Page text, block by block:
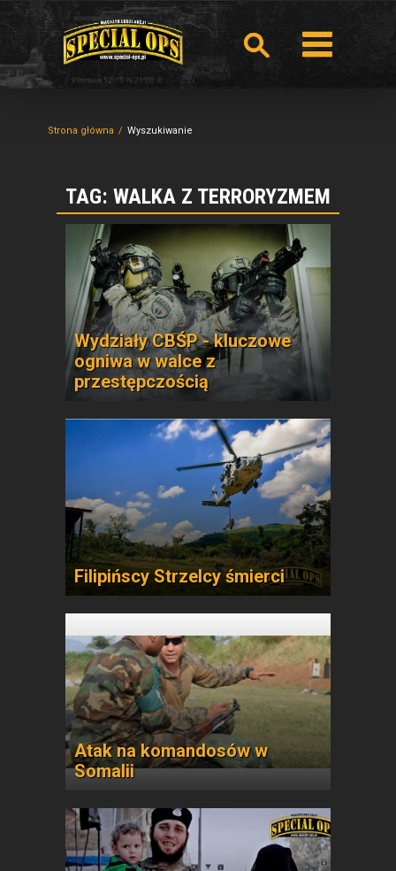
Strona główna Wyszukiwanie
TAG: WALKA Z TERRORYZMEM
Wydziały CBŚP - kluczowe
ogniwa w walce z
przestępczością
Filipińscy Strzelcy śmierci
Atak na komandosów w
Somalii